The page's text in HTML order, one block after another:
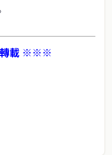
轉載 ※※※